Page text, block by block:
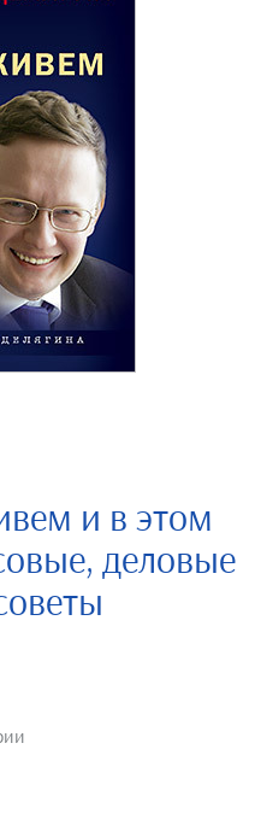
и в этом
деловые